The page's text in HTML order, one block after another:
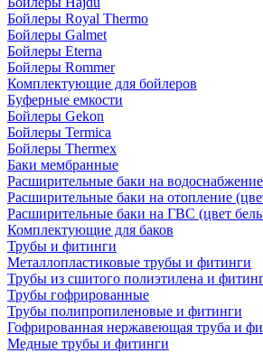
Бойлеры Royal Thermo
Бойлеры Galmet
Бойлеры Eterna
Бойлеры Rommer
Комплектующие для бойлеров
Буферные емкости
Бойлеры Gekon
Бойлеры Termica
Бойлеры Thermex
Баки мембранные
Расширительные баки на
Расширительные баки на отопление
Расширительные баки на ГВС (цвет
Комплектующие для баков
Трубы и фитинги
Металлопластиковые трубы и фитинги
Трубы из сшитого полиэтилена и
Трубы гофрированные
Трубы полипропиленовые и фитинги
Гофрированная нержавеющая труба и
Медные трубы и фитинги